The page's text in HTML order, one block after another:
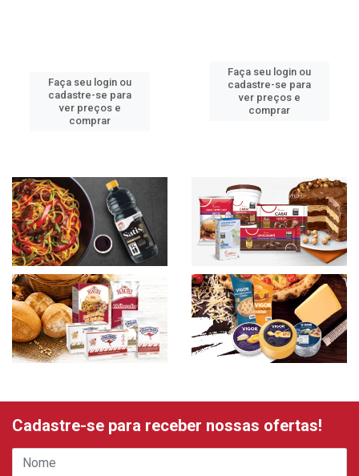
Faça seu login ou
cadastre-se para
ver preços e
comprar
Faça seu login ou
cadastre-se para
ver preços e
comprar
Cadastre-se para receber nossas ofertas!